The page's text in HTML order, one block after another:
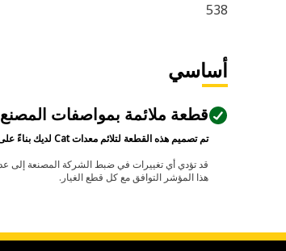
538
أساسي
قطعة ملائمة بمواصفات المصنع
تم تصميم هذه القطعة لتلائم معدات Cat لديك بناءً على مواصفات الشركة المصنعة.
هذا المؤشر التوافق مع كل قطع الغيار.